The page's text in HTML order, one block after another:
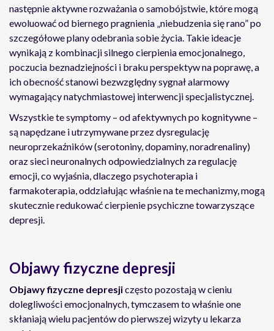
następnie aktywne rozważania o samobójstwie, które mogą
ewoluować od biernego pragnienia „niebudzenia się rano” po
szczegółowe plany odebrania sobie życia. Takie ideacje
wynikają z kombinacji silnego cierpienia emocjonalnego,
poczucia beznadziejności i braku perspektyw na poprawę, a
ich obecność stanowi bezwzględny sygnał alarmowy
wymagający natychmiastowej interwencji specjalistycznej.
Wszystkie te symptomy – od afektywnych po kognitywne –
są napędzane i utrzymywane przez dysregulację
neuroprzekaźników (serotoniny, dopaminy, noradrenaliny)
oraz sieci neuronalnych odpowiedzialnych za regulację
emocji, co wyjaśnia, dlaczego psychoterapia i
farmakoterapia, oddziałując właśnie na te mechanizmy, mogą
skutecznie redukować cierpienie psychiczne towarzyszące
depresji.
Objawy fizyczne depresji
Objawy fizyczne depresjiczęsto pozostają w cieniu
dolegliwości emocjonalnych, tymczasem to właśnie one
skłaniają wielu pacjentów do pierwszej wizyty u lekarza